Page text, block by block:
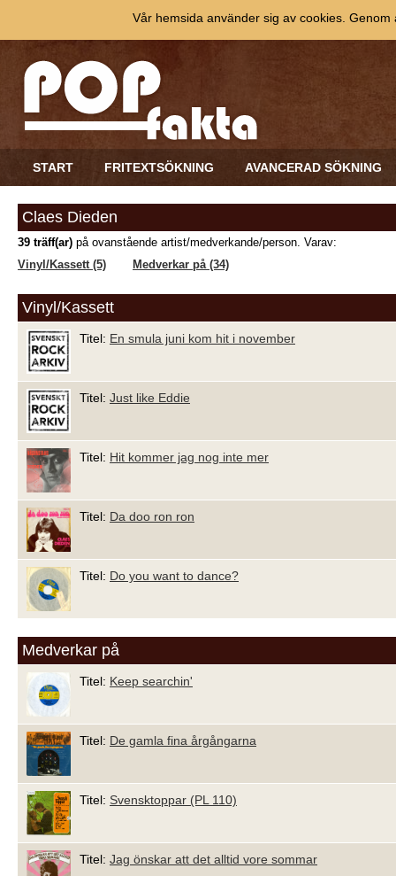
START FRITEXTSÖKNING AVANCERAD SÖKNING
Claes Dieden
39 träff(ar) på ovanstående artist/medverkande/person. Varav:
Vinyl/Kassett (5)
Medverkar på (34)
Vinyl/Kassett
Titel: En smula juni kom hit i november
Titel: Just like Eddie
Titel: Hit kommer jag nog inte mer
Titel: Da doo ron ron
Titel: Do you want to dance?
Medverkar på
Titel: Keep searchin'
Titel: De gamla fina årgångarna
Titel: Svensktoppar (PL 110)
Titel: Jag önskar att det alltid vore sommar
Vår hemsida använder sig av cookies.